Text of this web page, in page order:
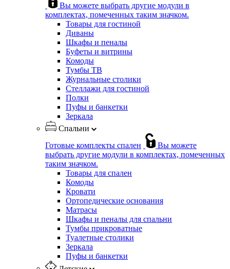
Вы можете выбрать другие модули в
комплектах, помеченных таким значком.
Товары для гостиной
Диваны
Шкафы и пеналы
Буфеты и витрины
Комоды
Тумбы ТВ
Журнальные столики
Стеллажи для гостиной
Полки
Пуфы и банкетки
Зеркала
Спальни
Готовые комплекты спален
Вы можете
выбрать другие модули в комплектах, помеченных
таким значком.
Товары для спален
Комоды
Кровати
Ортопедические основания
Матрасы
Шкафы и пеналы для спальни
Тумбы прикроватные
Туалетные столики
Зеркала
Пуфы и банкетки